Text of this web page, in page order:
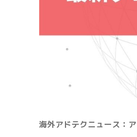
海外アドテクニュース：